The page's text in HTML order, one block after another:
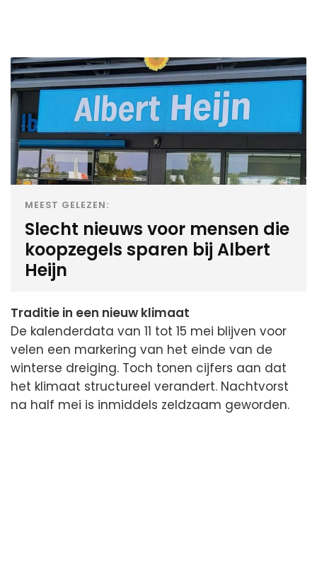
MEEST GELEZEN:
Slecht nieuws voor mensen die
koopzegels sparen bij Albert
Heijn
Traditie in een nieuw klimaat
De kalenderdata van 11 tot 15 mei blijven voor
velen een markering van het einde van de
winterse dreiging. Toch tonen cijfers aan dat
het klimaat structureel verandert. Nachtvorst
na half mei is inmiddels zeldzaam geworden.